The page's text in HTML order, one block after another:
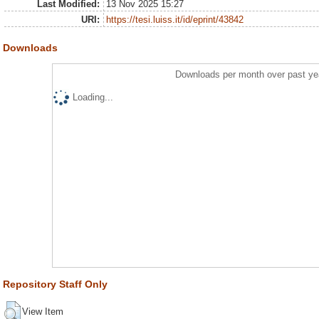
Last Modified:
13 Nov 2025 15:27
URI:
https://tesi.luiss.it/id/eprint/43842
Downloads
Downloads per month over past
Loading...
Repository Staff Only
View Item